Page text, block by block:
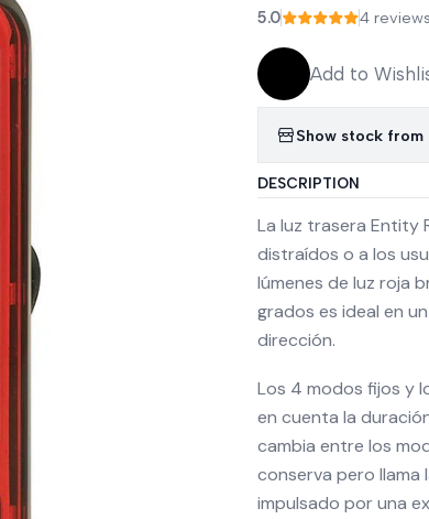
5.0 4 reviews
Add to
Show stock
DESCRIPTION
La luz trasera Entity
distraídos o a los
lúmenes de luz roja
grados es ideal en
dirección.
Los 4 modos fijos y
en cuenta la
cambia entre los
conserva pero llama
impulsado por una